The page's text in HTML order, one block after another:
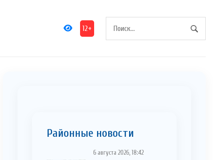
12+
Районные новости
6 августа 2026, 18:42